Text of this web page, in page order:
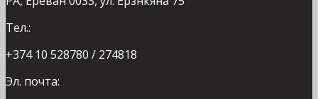
Тел.:
+374 10 528780 / 274818
Эл. почта: